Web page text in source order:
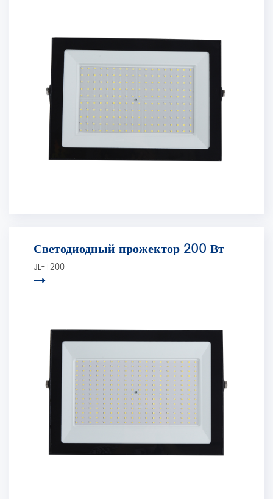
Светодиодный прожектор 200 Вт
JL-T200